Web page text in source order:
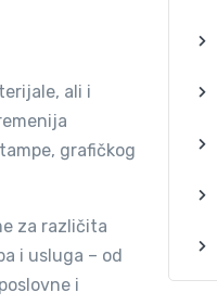
ali i
grafičkog
za različita
i usluga – od
i